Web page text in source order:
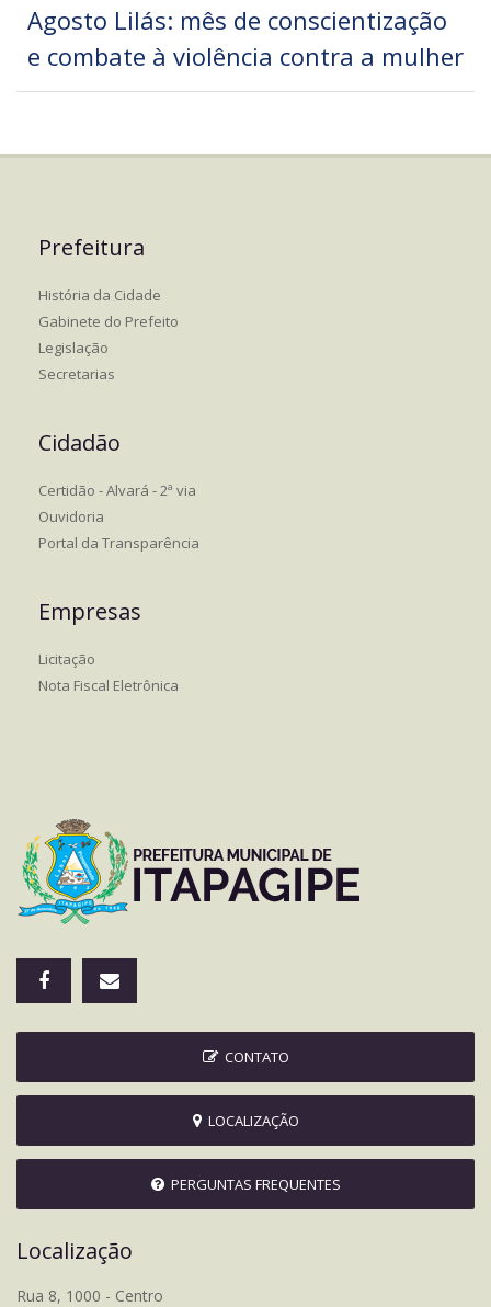
Agosto Lilás: mês de conscientização
e combate à violência contra a mulher
Prefeitura
História da Cidade
Gabinete do Prefeito
Legislação
Secretarias
Cidadão
Certidão - Alvará - 2ª via
Ouvidoria
Portal da Transparência
Empresas
Licitação
Nota Fiscal Eletrônica
CONTATO
LOCALIZAÇÃO
PERGUNTAS FREQUENTES
Localização
Rua 8, 1000 - Centro